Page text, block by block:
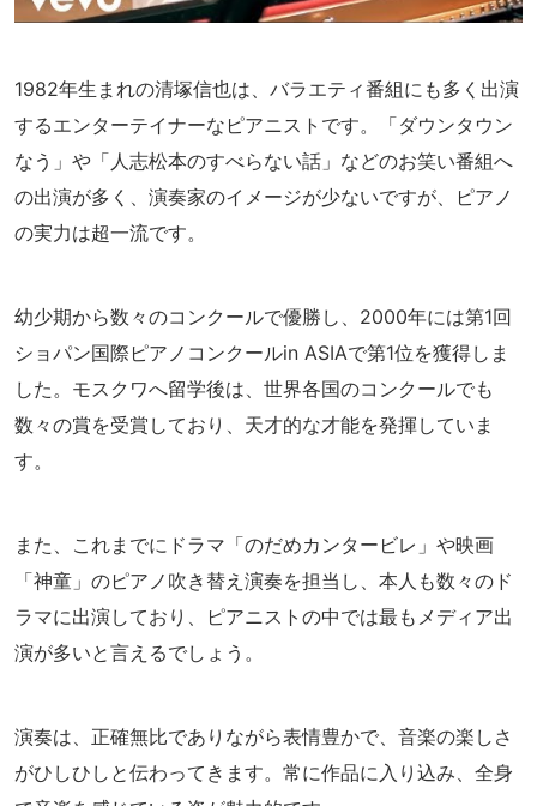
1982年生まれの清塚信也は、バラエティ番組にも多く出演
するエンターテイナーなピアニストです。「ダウンタウン
なう」や「人志松本のすべらない話」などのお笑い番組へ
の出演が多く、演奏家のイメージが少ないですが、ピアノ
の実力は超一流です。
幼少期から数々のコンクールで優勝し、2000年には第1回
ショパン国際ピアノコンクールin ASIAで第1位を獲得しま
した。モスクワへ留学後は、世界各国のコンクールでも
数々の賞を受賞しており、天才的な才能を発揮していま
す。
また、これまでにドラマ「のだめカンタービレ」や映画
「神童」のピアノ吹き替え演奏を担当し、本人も数々のド
ラマに出演しており、ピアニストの中では最もメディア出
演が多いと言えるでしょう。
演奏は、正確無比でありながら表情豊かで、音楽の楽しさ
がひしひしと伝わってきます。常に作品に入り込み、全身